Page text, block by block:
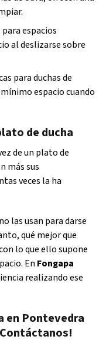
espacios
al deslizarse sobre
para duchas de
espacio cuando
de ducha
de un plato de
más sus
veces la ha
las usan para darse
qué mejor que
lo que ello supone
En Fongapa
realizando ese
en Pontevedra